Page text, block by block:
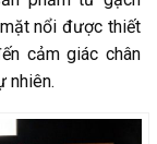
nổi được thiết
cảm giác chân
nhiên.